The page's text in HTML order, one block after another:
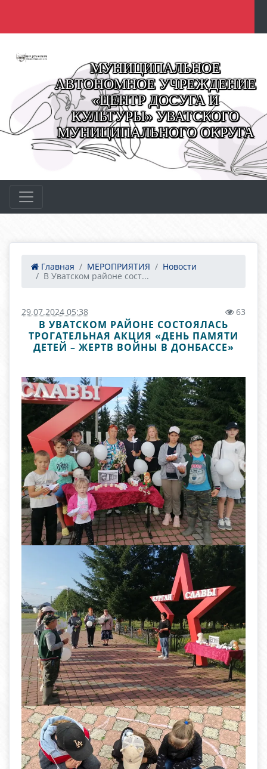
МУНИЦИПАЛЬНОЕ
АВТОНОМНОЕ УЧРЕЖДЕНИЕ
«ЦЕНТР ДОСУГА И
КУЛЬТУРЫ» УВАТСКОГО
МУНИЦИПАЛЬНОГО ОКРУГА
Главная МЕРОПРИЯТИЯ
Новости
В Уватском районе сост...
29.07.2024 05:38 63
В УВАТСКОМ РАЙОНЕ СОСТОЯЛАСЬ
ТРОГАТЕЛЬНАЯ АКЦИЯ «ДЕНЬ ПАМЯТИ
ДЕТЕЙ – ЖЕРТВ ВОЙНЫ В ДОНБАССЕ»